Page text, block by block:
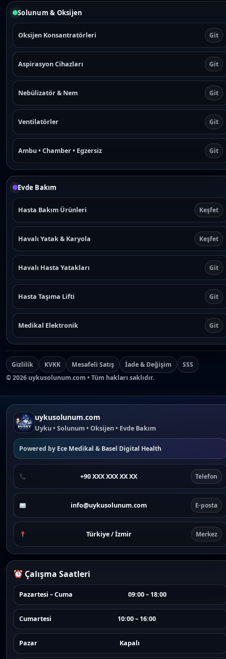
Solunum & Oksijen
Oksijen Konsantratörleri Git
Aspirasyon Cihazları Git
Nebülizatör & Nem Git
Ventilatörler Git
Ambu • Chamber • Egzersiz Git
Evde Bakım
Hasta Bakım Ürünleri Keşfet
Havalı Yatak & Karyola Keşfet
Havalı Hasta Yatakları Git
Hasta Taşıma Lifti Git
Medikal Elektronik Git
Gizlilik KVKK Mesafeli Satış İade & Değişim
SSS
©2026 uykusolunum.com • Tüm hakları saklıdır.
uykusolunum.com
Uyku • Solunum • Oksijen • Evde Bakım
Powered by Ece Medikal & Basel Digital Health
+90 XXX XXX XX XX Telefon
info@uykusolunum.com E-posta
Türkiye / İzmir Merkez
Çalışma Saatleri
Pazartesi – Cuma 09:00 – 18:00
Cumartesi 10:00 – 16:00
Pazar Kapalı